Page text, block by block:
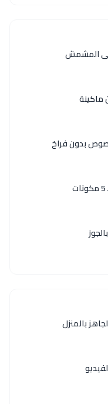
المشمش
ماكينة
بدون فراخ
بالمنزل